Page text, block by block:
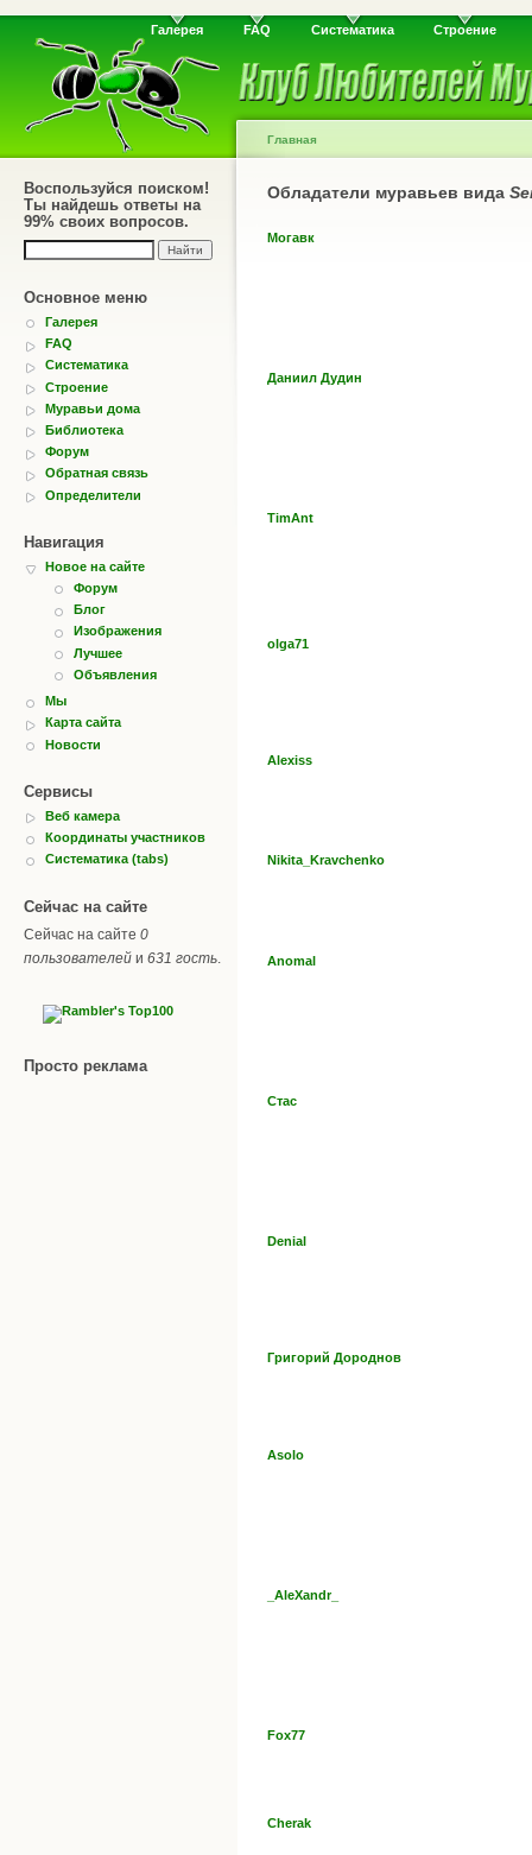
Галерея FAQ Систематика Строение
Воспользуйся поиском!
Ты найдешь ответы на
99% своих вопросов.
Основное меню
Галерея
FAQ
Систематика
Строение
Муравьи дома
Библиотека
Форум
Обратная связь
Определители
Навигация
Новое на сайте
Форум
Блог
Изображения
Лучшее
Объявления
Мы
Карта сайта
Новости
Сервисы
Веб камера
Координаты участников
Систематика (tabs)
Сейчас на сайте
Сейчас на сайте 0
пользователей и 631 гость
Просто реклама
Главная
Обладатели муравьев вида
Могавк
Даниил Дудин
TimAnt
olga71
Alexiss
Nikita_Kravchenko
Anomal
Стас
Denial
Григорий Дороднов
Asolo
_AleXandr_
Fox77
Cherak